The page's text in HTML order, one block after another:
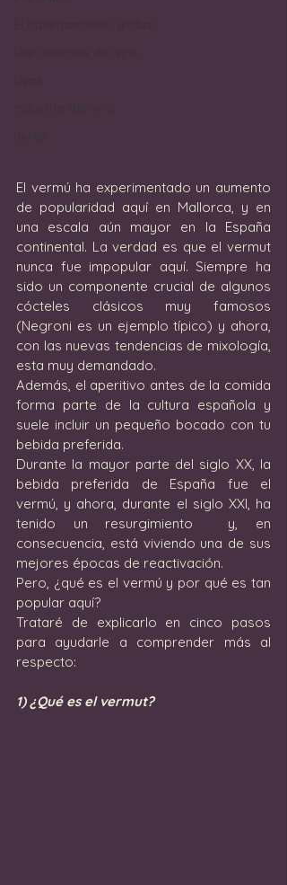
El vermú ha experimentado un aumento
de popularidad aquí en Mallorca, y en
una escala aún mayor en la España
continental. La verdad es que el vermut
nunca fue impopular aquí. Siempre ha
sido un componente crucial de algunos
cócteles clásicos muy famosos
(Negroni es un ejemplo típico) y ahora,
con las nuevas tendencias de mixología,
esta muy demandado.
Además, el aperitivo antes de la comida
forma parte de la cultura española y
suele incluir un pequeño bocado con tu
bebida preferida.
Durante la mayor parte del siglo XX, la
bebida preferida de España fue el
vermú, y ahora, durante el siglo XXI, ha
tenido un resurgimiento  y, en
consecuencia, está viviendo una de sus
mejores épocas de reactivación.
Pero, ¿qué es el vermú y por qué es tan
popular aquí?
Trataré de explicarlo en cinco pasos
para ayudarle a comprender más al
respecto:
1) ¿Qué es el vermut?